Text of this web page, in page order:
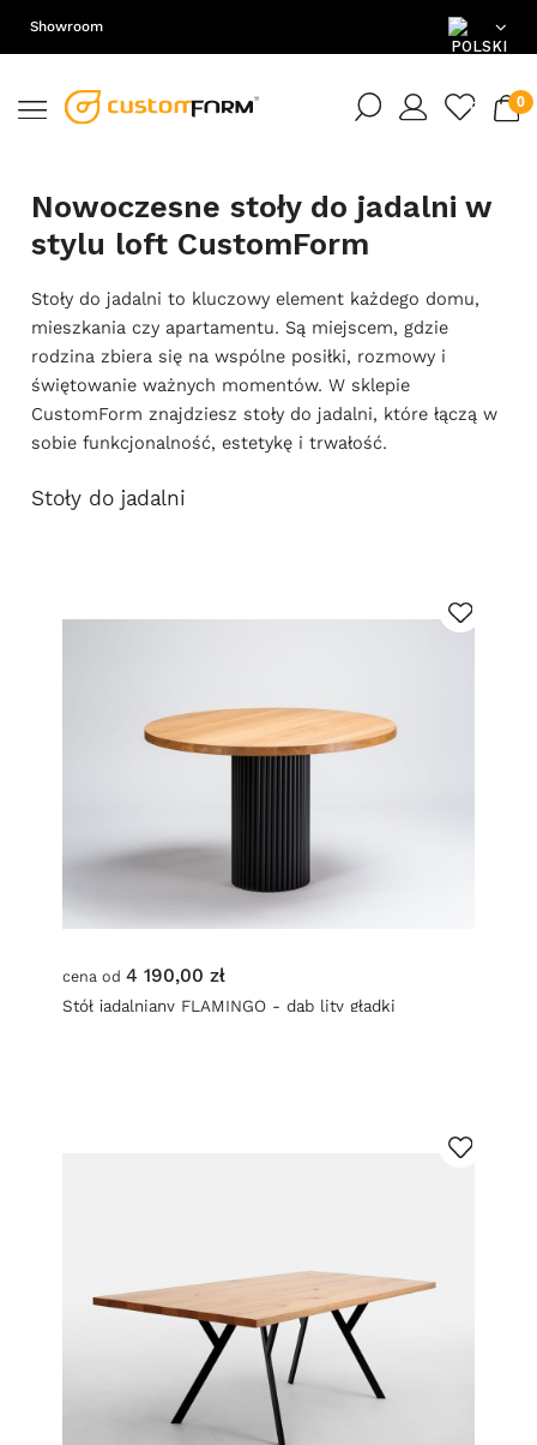
EN
DE
PL
Showroom
Nowoczesne stoły do jadalni w
stylu loft CustomForm
Stoły do jadalni to kluczowy element każdego domu,
mieszkania czy apartamentu. Są miejscem, gdzie
rodzina zbiera się na wspólne posiłki, rozmowy i
świętowanie ważnych momentów. W sklepie
CustomForm znajdziesz stoły do jadalni, które łączą w
sobie funkcjonalność, estetykę i trwałość.
Stoły do jadalni
cena od 4 190,00 zł
Stół jadalniany FLAMINGO - dąb lity gładki